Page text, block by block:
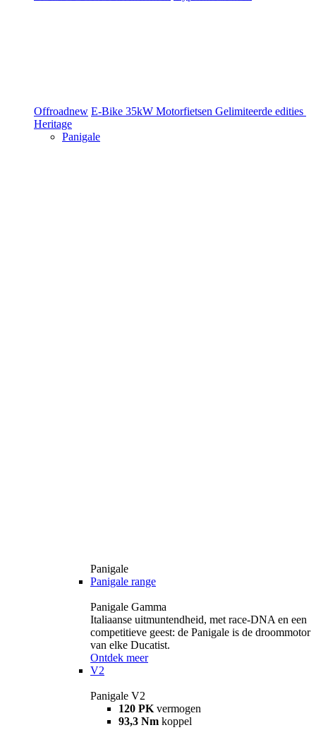
Offroadnew E-Bike 35kW Motorfietsen Gelimiteerde edities
Heritage
Panigale
Panigale
Panigale range
Panigale Gamma
Italiaanse uitmuntendheid, met race-DNA en een
competitieve geest: de Panigale is de droommotor
van elke Ducatist.
Ontdek meer
V2
Panigale V2
120 PK vermogen
93,3 Nm koppel